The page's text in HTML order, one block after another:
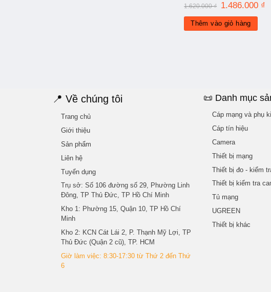
1.620.000₫
Giá
là:
1.620.000 ₫.
1.486.000 ₫
Thêm vào giỏ hàng
📍 Về chúng tôi
Trang chủ
Giới thiệu
Sản phẩm
Liên hệ
Tuyển dụng
Trụ sở: Số 106 đường số 29, Phường Linh
Đông, TP Thủ Đức, TP Hồ Chí Minh
Kho 1: Phường 15, Quận 10, TP Hồ Chí
Minh
Kho 2: KCN Cát Lái 2, P. Thạnh Mỹ Lợi, TP
Thủ Đức (Quận 2 cũ), TP. HCM
Giờ làm việc: 8:30-17:30 từ Thứ 2 đến Thứ
6
📜 Danh mục
Cáp mạng và phụ
Cáp tín hiệu
Camera
Thiết bị mạng
Thiết bị đo - kiểm
Thiết bị kiểm tra
Tủ mạng
UGREEN
Thiết bị khác